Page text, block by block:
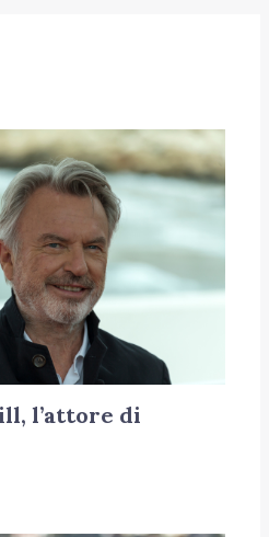
l’attore di